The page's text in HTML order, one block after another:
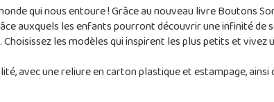
qui nous entoure ! Grâce au nouveau livre Boutons
auxquels les enfants pourront découvrir une infinité de
les modèles qui inspirent les plus petits et
avec une reliure en carton plastique et estampage, ainsi